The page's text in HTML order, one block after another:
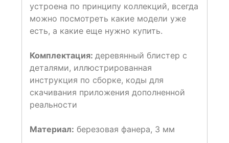
устроена по принципу коллекций, всегда
можно посмотреть какие модели уже
есть, а какие еще нужно купить.
Комплектация: деревянный блистер с
деталями, иллюстрированная
инструкция по сборке, коды для
скачивания приложения дополненной
реальности
Материал: березовая фанера, 3 мм